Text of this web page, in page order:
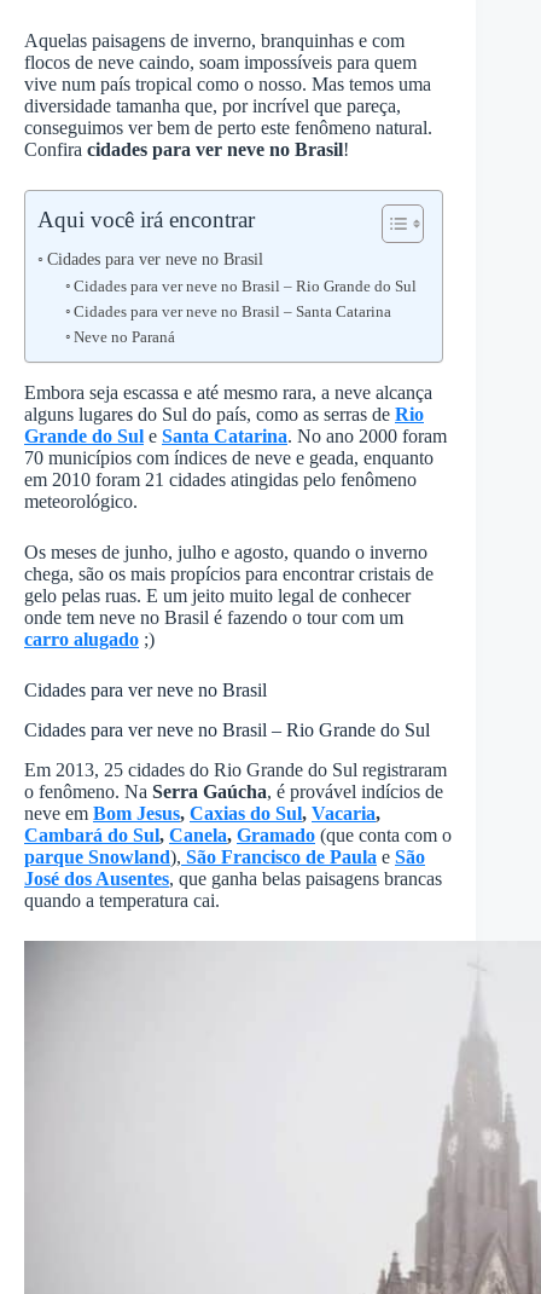
Aquelas paisagens de inverno, branquinhas e com
flocos de neve caindo, soam impossíveis para quem
vive num país tropical como o nosso. Mas temos uma
diversidade tamanha que, por incrível que pareça,
conseguimos ver bem de perto este fenômeno natural.
Confira cidades para ver neve no Brasil!
Aqui você irá encontrar
Cidades para ver neve no Brasil
Cidades para ver neve no Brasil – Rio Grande do Sul
Cidades para ver neve no Brasil – Santa Catarina
Neve no Paraná
Embora seja escassa e até mesmo rara, a neve alcança
alguns lugares do Sul do país, como as serras de Rio
Grande do Sul e Santa Catarina. No ano 2000 foram
70 municípios com índices de neve e geada, enquanto
em 2010 foram 21 cidades atingidas pelo fenômeno
meteorológico.
Os meses de junho, julho e agosto, quando o inverno
chega, são os mais propícios para encontrar cristais de
gelo pelas ruas. E um jeito muito legal de conhecer
onde tem neve no Brasil é fazendo o tour com um
carro alugado ;)
Cidades para ver neve no Brasil
Cidades para ver neve no Brasil – Rio Grande do Sul
Em 2013, 25 cidades do Rio Grande do Sul registraram
o fenômeno. Na Serra Gaúcha, é provável indícios de
neve em Bom Jesus, Caxias do Sul, Vacaria,
Cambará do Sul, Canela, Gramado (que conta com o
parque Snowland), São Francisco de Paula e São
José dos Ausentes, que ganha belas paisagens brancas
quando a temperatura cai.